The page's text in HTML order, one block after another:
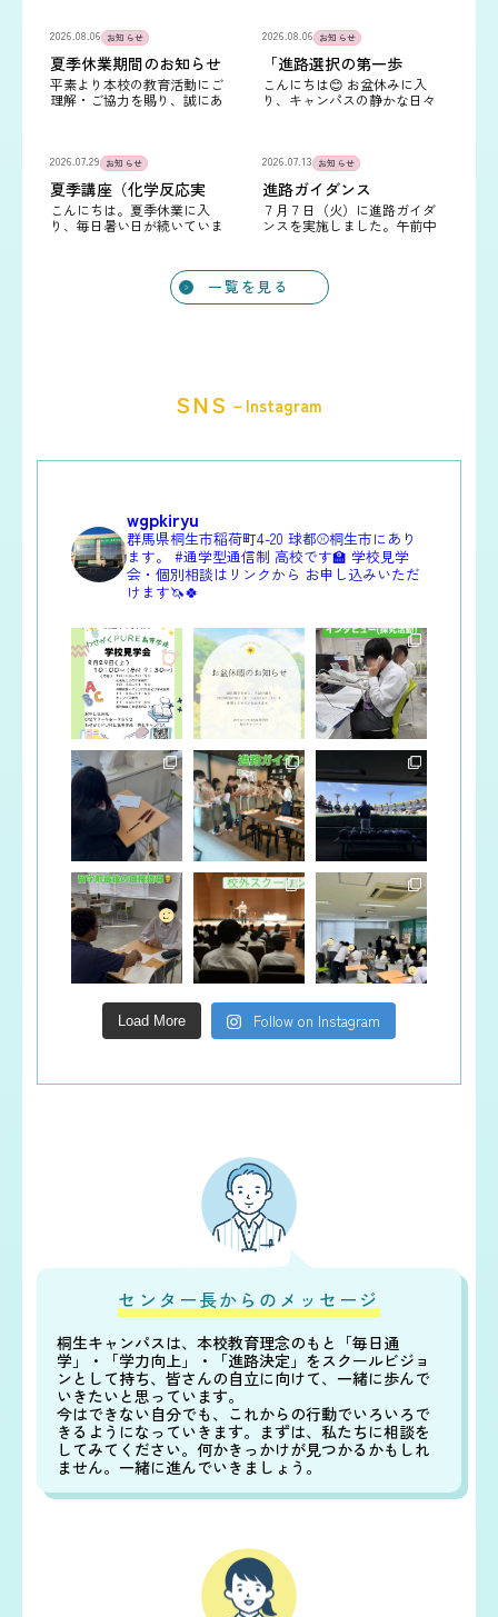
2026.08.06 お知らせ
夏季休業期間のお知らせ
平素より本校の教育活動にご
理解・ご協力を賜り、誠にあ
じめご案内申し上げます。…
2026.08.06 お知らせ
「進路選択の第一歩
に。」8月学校見学会のご
案内
こんにちは😊 お盆休みに入
り、キャンパスの静かな日々
ております…
2026.07.29 お知らせ
夏季講座（化学反応実
験）
こんにちは。夏季休業に入
り、毎日暑い日が続いていま
年やコース関係なく、希望者
が自由に参加できる講座で
2026.07.13 お知らせ
進路ガイダンス
７月７日（火）に進路ガイダ
ンスを実施しました。午前中
ってきました。大原学園で
は、学科の種類が幅広く、公
務員から…
一覧を見る
SNS －Instagram
wgpkiryu
群馬県桐生市稲荷町4-20 球都⚾️桐生市にあり
ます。
#通学型通信制 高校です🏫 学校見学
会・個別相談はリンクから お申し込みいただ
けます🦄🍀
Load More Follow on Instagram
センター長からのメッセージ
桐生キャンパスは、本校教育理念のもと「毎日通
学」・「学力向上」・「進路決定」をスクールビジョ
ンとして持ち、皆さんの自立に向けて、一緒に歩んで
いきたいと思っています。
今はできない自分でも、これからの行動でいろいろで
きるようになっていきます。まずは、私たちに相談を
してみてください。何かきっかけが見つかるかもしれ
ません。一緒に進んでいきましょう。